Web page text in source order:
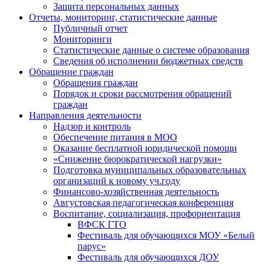
Защита персональных данных
Отчеты, мониторинг, статистические данные
Публичный отчет
Мониторинги
Статистические данные о системе образования
Сведения об исполнении бюджетных средств
Обращение граждан
Обращения граждан
Порядок и сроки рассмотрения обращений
граждан
Направления деятельности
Надзор и контроль
Обеспечение питания в МОО
Оказание бесплатной юридической помощи
«Снижение бюрократической нагрузки»
Подготовка муниципальных образовательных
организаций к новому уч.году
Финансово-хозяйственная деятельность
Августовская педагогическая конференция
Воспитание, социализация, профориентация
ВФСК ГТО
Фестиваль для обучающихся МОУ «Белый
парус»
Фестиваль для обучающихся ДОУ